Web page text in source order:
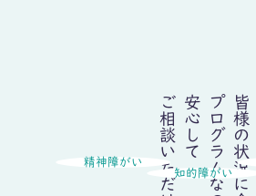
安心して
知的障がい
精神障がい